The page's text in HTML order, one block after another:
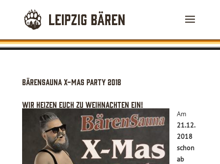
Bärensauna X-Mas Party 2018
Wir heizen Euch zu Weihnachten ein!
Am
21.12.
2018
schon
ab